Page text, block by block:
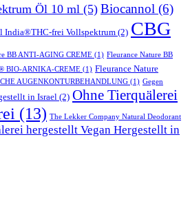
Öl 10 ml (5) Biocannol (6)
India®THC-frei Vollspektrum (2) CBG
BB ANTI-AGING CREME (1) Fleurance Nature BB
BIO-ARNIKA-CREME (1) Fleurance Nature
AUGENKONTURBEHANDLUNG (1) Gegen
in Israel (2) Ohne Tierquälerei
(13) The Lekker Company Natural Deodorant
hergestellt Vegan Hergestellt in